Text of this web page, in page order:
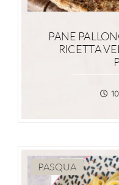
PANE
RICETTA
PASQUA